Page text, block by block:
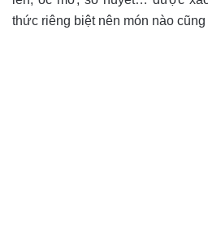
thức riêng biệt nên món nào